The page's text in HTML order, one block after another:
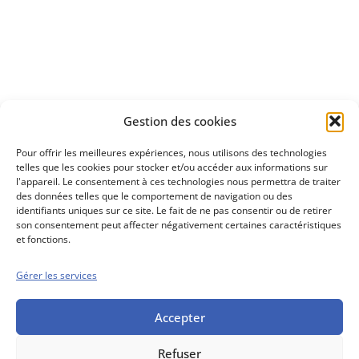
Gestion des cookies
Pour offrir les meilleures expériences, nous utilisons des technologies
telles que les cookies pour stocker et/ou accéder aux informations sur
l'appareil. Le consentement à ces technologies nous permettra de traiter
des données telles que le comportement de navigation ou des
identifiants uniques sur ce site. Le fait de ne pas consentir ou de retirer
son consentement peut affecter négativement certaines caractéristiques
et fonctions.
Gérer les services
Accepter
Refuser
Découvrez
Conseils boursiers depuis 1952
Propos Utiles est
une publication